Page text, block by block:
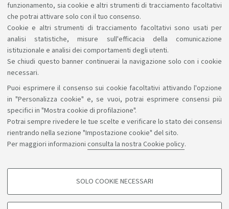
funzionamento, sia cookie e altri strumenti di tracciamento facoltativi
che potrai attivare solo con il tuo consenso.
Cookie e altri strumenti di tracciamento facoltativi sono usati per
analisi statistiche, misure sull'efficacia della comunicazione
istituzionale e analisi dei comportamenti degli utenti.
Se chiudi questo banner continuerai la navigazione solo con i cookie
necessari.
Puoi esprimere il consenso sui cookie facoltativi attivando l'opzione
in "Personalizza cookie" e, se vuoi, potrai esprimere consensi più
specifici in "Mostra cookie di profilazione".
Potrai sempre rivedere le tue scelte e verificare lo stato dei consensi
rientrando nella sezione "Impostazione cookie" del sito.
Per maggiori informazioni consulta la nostra Cookie policy.
COOKIE DI PROFILAZIONE - FACOLTATIVI
SOLO COOKIE NECESSARI
Bando Premio Pollicino
[ .pdf 1822Kb ]
Sosteniamo il diritto alla conoscenza
Seguici su: